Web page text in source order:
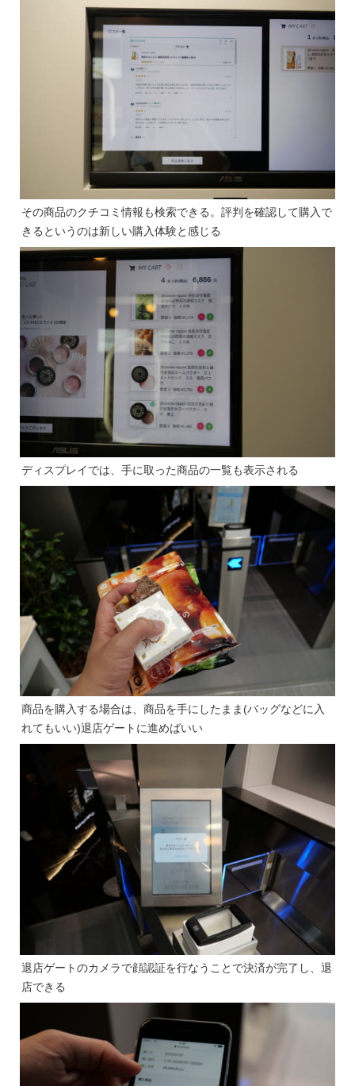
その商品のクチコミ情報も検索できる。評判を確認して購入で
きるというのは新しい購入体験と感じる
ディスプレイでは、手に取った商品の一覧も表示される
商品を購入する場合は、商品を手にしたまま(バッグなどに入
れてもいい)退店ゲートに進めばいい
退店ゲートのカメラで顔認証を行なうことで決済が完了し、退
店できる